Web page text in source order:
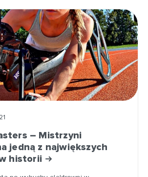
– Mistrzyni
jedną z największych
historii